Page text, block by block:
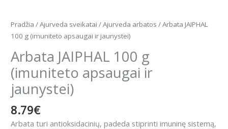
Pradžia /Ajurveda sveikatai /Ajurveda arbatos / Arbata JAIPHAL
100 g (imuniteto apsaugai ir jaunystei)
Arbata JAIPHAL 100 g
(imuniteto apsaugai ir
jaunystei)
8.79€
Arbata turi antioksidacinių, padeda stiprinti imuninę sistemą,